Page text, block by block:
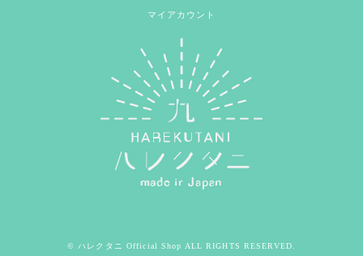
マイアカウント
© ハレクタニ Official Shop ALL RIGHTS RESERVED.